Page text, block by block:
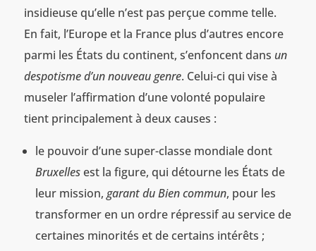
insidieuse qu’elle n’est pas perçue comme telle.
En fait, l’Europe et la France plus d’autres encore
parmi les États du continent, s’enfoncent dans un
despotisme d’un nouveau genre. Celui-ci qui vise à
museler l’affirmation d’une volonté populaire
tient principalement à deux causes :
le pouvoir d’une super-classe mondiale dont
Bruxellesest la figure, qui détourne les États de
leur mission, garant du Bien commun, pour les
transformer en un ordre répressif au service de
certaines minorités et de certains intérêts ;